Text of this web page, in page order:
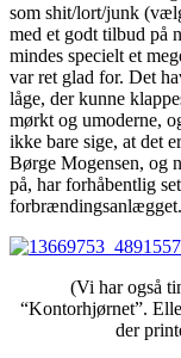
som shit/lort/junk
med et godt tilbud på
mindes specielt et
var ret glad for. Det
låge, der kunne
mørkt og umoderne,
ikke bare sige, at det
Børge Mogensen, og
på, har forhåbentlig
forbrændingsanlægget.
(Vi har også
“Kontorhjørnet”.
der